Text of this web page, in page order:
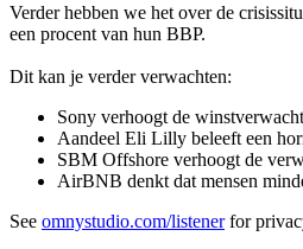
Verder hebben we het over de
een procent van hun BBP.
Dit kan je verder verwachten:
Sony verhoogt de
Aandeel Eli Lilly beleeft een
SBM Offshore verhoogt de
AirBNB denkt dat mensen
See omnystudio.com/listenerfor